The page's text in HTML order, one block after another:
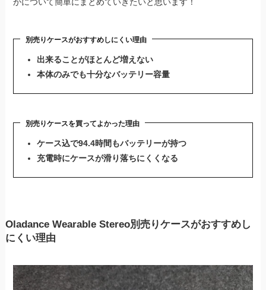
かについて簡単にまとめていきたいと思います！
別売りケースがおすすめしにくい理由
出来ることがほとんど増えない
本体のみでも十分なバッテリー容量
別売りケースを買ってよかった理由
ケース込で94.4時間もバッテリーが持つ
充電時にケースが滑り落ちにくくなる
Oladance Wearable Stereo別売りケースがおすすめし
にくい理由